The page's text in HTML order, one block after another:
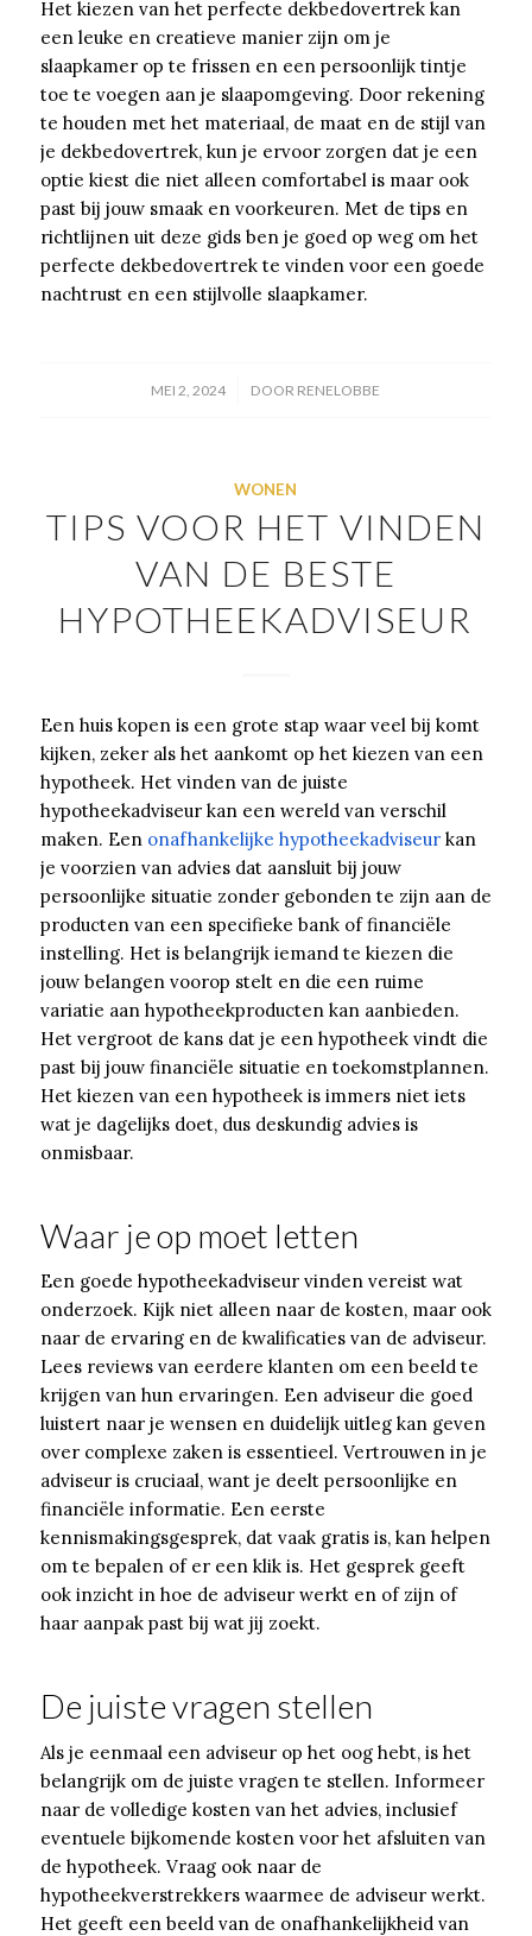
Het kiezen van het perfecte dekbedovertrek kan
een leuke en creatieve manier zijn om je
slaapkamer op te frissen en een persoonlijk tintje
toe te voegen aan je slaapomgeving. Door rekening
te houden met het materiaal, de maat en de stijl van
je dekbedovertrek, kun je ervoor zorgen dat je een
optie kiest die niet alleen comfortabel is maar ook
past bij jouw smaak en voorkeuren. Met de tips en
richtlijnen uit deze gids ben je goed op weg om het
perfecte dekbedovertrek te vinden voor een goede
nachtrust en een stijlvolle slaapkamer.
MEI 2, 2024
/ DOOR RENELOBBE
WONEN
TIPS VOOR HET VINDEN
VAN DE BESTE
HYPOTHEEKADVISEUR
Een huis kopen is een grote stap waar veel bij komt
kijken, zeker als het aankomt op het kiezen van een
hypotheek. Het vinden van de juiste
hypotheekadviseur kan een wereld van verschil
maken. Een onafhankelijke hypotheekadviseurkan
je voorzien van advies dat aansluit bij jouw
persoonlijke situatie zonder gebonden te zijn aan de
producten van een specifieke bank of financiële
instelling. Het is belangrijk iemand te kiezen die
jouw belangen voorop stelt en die een ruime
variatie aan hypotheekproducten kan aanbieden.
Het vergroot de kans dat je een hypotheek vindt die
past bij jouw financiële situatie en toekomstplannen.
Het kiezen van een hypotheek is immers niet iets
wat je dagelijks doet, dus deskundig advies is
onmisbaar.
Waar je op moet letten
Een goede hypotheekadviseur vinden vereist wat
onderzoek. Kijk niet alleen naar de kosten, maar ook
naar de ervaring en de kwalificaties van de adviseur.
Lees reviews van eerdere klanten om een beeld te
krijgen van hun ervaringen. Een adviseur die goed
luistert naar je wensen en duidelijk uitleg kan geven
over complexe zaken is essentieel. Vertrouwen in je
adviseur is cruciaal, want je deelt persoonlijke en
financiële informatie. Een eerste
kennismakingsgesprek, dat vaak gratis is, kan helpen
om te bepalen of er een klik is. Het gesprek geeft
ook inzicht in hoe de adviseur werkt en of zijn of
haar aanpak past bij wat jij zoekt.
De juiste vragen stellen
Als je eenmaal een adviseur op het oog hebt, is het
belangrijk om de juiste vragen te stellen. Informeer
naar de volledige kosten van het advies, inclusief
eventuele bijkomende kosten voor het afsluiten van
de hypotheek. Vraag ook naar de
hypotheekverstrekkers waarmee de adviseur werkt.
Het geeft een beeld van de onafhankelijkheid van